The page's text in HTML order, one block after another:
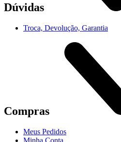
Dúvidas
Troca, Devolução, Garantia
Compras
Meus Pedidos
Minha Conta